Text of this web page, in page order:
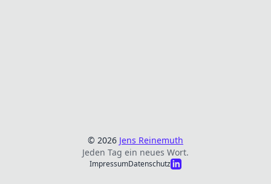
© 2026 Jens Reinemuth
Jeden Tag ein neues Wort.
ImpressumDatenschutz